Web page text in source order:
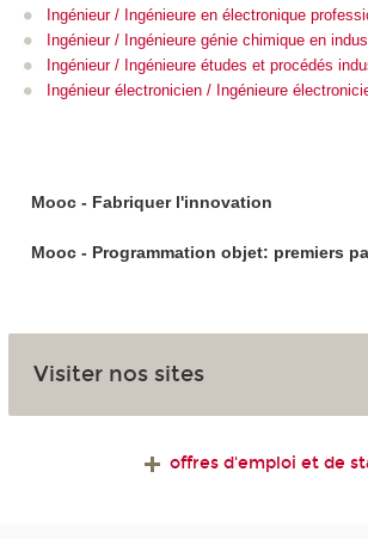
Ingénieur / Ingénieure en électronique
Ingénieur / Ingénieure génie chimique en
Ingénieur / Ingénieure études et procédés
Ingénieur électronicien / Ingénieure
Mooc - Fabriquer l'innovation
Mooc - Programmation objet: premiers
Visiter nos sites
offres d'emploi et de